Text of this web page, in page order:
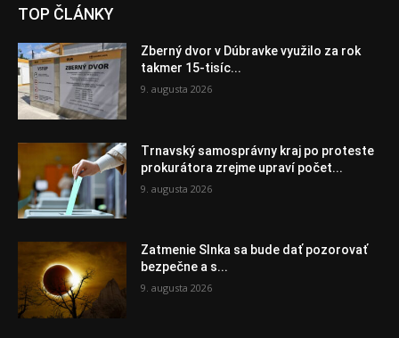
TOP ČLÁNKY
Zberný dvor v Dúbravke využilo za rok
takmer 15-tisíc...
9. augusta 2026
Trnavský samosprávny kraj po proteste
prokurátora zrejme upraví počet...
9. augusta 2026
Zatmenie Slnka sa bude dať pozorovať
bezpečne a s...
9. augusta 2026